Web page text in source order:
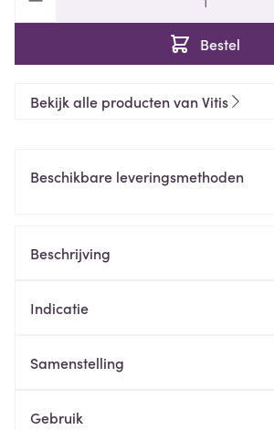
Bestel
Bekijk alle producten van Vitis
Beschikbare leveringsmethoden
Beschrijving
Indicatie
Samenstelling
Gebruik